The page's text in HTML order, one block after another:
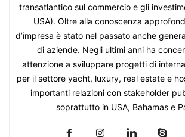
transatlantico sul commercio e gli
USA). Oltre alla conoscenza
d’impresa è stato nel passato anche
di aziende. Negli ultimi anni ha
attenzione a sviluppare progetti di
per il settore yacht, luxury, real estate e
importanti relazioni con stakeholder
soprattutto in USA, Bahamas e